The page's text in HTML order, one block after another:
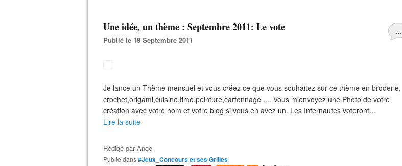
…
Une idée, un thème : Septembre 2011: Le vote
Publié le 19 Septembre 2011
Je lance un Thème mensuel et vous créez ce que vous souhaitez sur ce thème en broderie,
crochet,origami,cuisine,fimo,peinture,cartonnage .... Vous m'envoyez une Photo de votre
création avec votre nom et votre blog si vous en avez un. Les Internautes voteront...
Lire la suite
Rédigé parAnge
Publié dans#Jeux_Concours et ses Grilles